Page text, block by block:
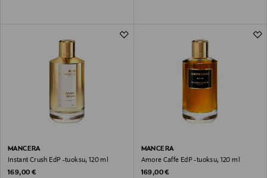
MANCERA
Instant Crush EdP -tuoksu, 120 ml
Original Price
169,00 €
MANCERA
Amore Caffe EdP -tuoksu, 120 ml
Original Price
169,00 €